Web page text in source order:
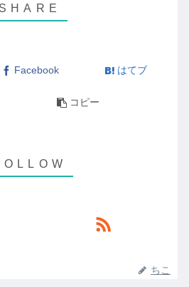
Facebook はてブ
コピー
ちこ